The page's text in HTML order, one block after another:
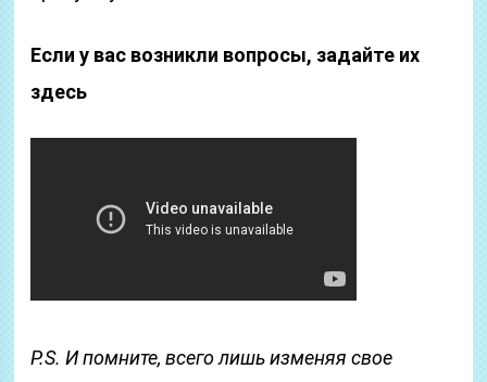
Если у вас возникли вопросы, задайте их
здесь
P.S. И помните, всего лишь изменяя свое